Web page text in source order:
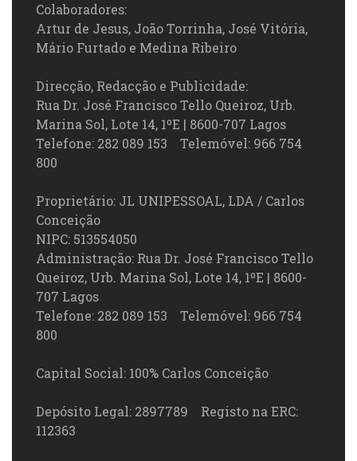
Colaboradores:
Artur de Jesus, João Torrinha, José Vitória,
Mário Furtado e Medina Ribeiro
Direcção, Redacção e Publicidade:
Rua Dr. José Francisco Tello Queiroz, Urb.
Marina Sol, Lote 14, 1ºE | 8600-707 Lagos
Telefone: 282 089 153 Telemóvel: 966 754
800
Proprietário: JL UNIPESSOAL, LDA / Carlos
Conceição
NIPC: 513554050
Administração: Rua Dr. José Francisco Tello
Queiroz, Urb. Marina Sol, Lote 14, 1ºE | 8600-
707 Lagos
Telefone: 282 089 153 Telemóvel: 966 754
800
Capital Social: 100% Carlos Conceição
Depósito Legal: 2897789 Registo na ERC:
112363